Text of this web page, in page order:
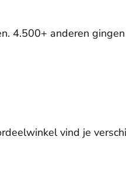
4.500+ anderen
vind je